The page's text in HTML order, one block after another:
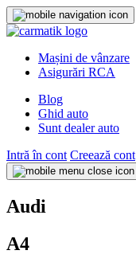
Mașini de vânzare
Asigurări RCA
Blog
Ghid auto
Sunt dealer auto
Intră în cont Creează cont
Audi
A4